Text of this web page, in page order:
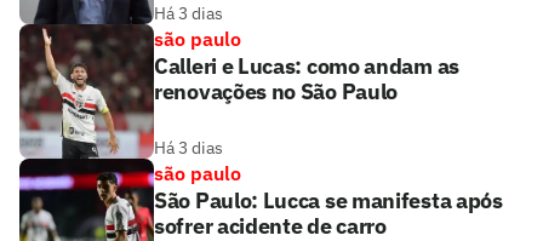
Há 3 dias
são paulo
Calleri e Lucas: como andam as
renovações no São Paulo
Há 3 dias
são paulo
São Paulo: Lucca se manifesta após
sofrer acidente de carro